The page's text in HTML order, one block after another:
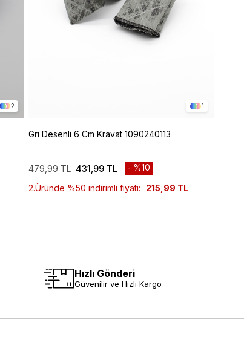
2 1
Gri Desenli 6 Cm Kravat 1090240113
431,99 TL
479,99 TL
%10
2.Üründe %50 indirimli fiyatı:
215,99 TL
Hızlı Gönderi
Güvenilir ve Hızlı Kargo